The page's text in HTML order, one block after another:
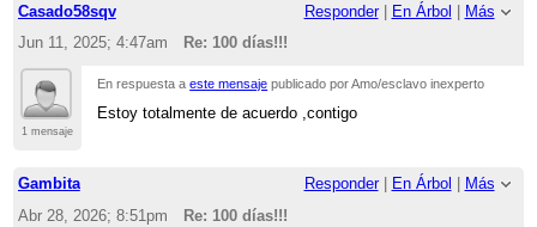
Casado58sqv Responder| En Árbol | Más
Jun 11, 2025; 4:47am
Re: 100 días!!!
1 mensaje
En respuesta aeste mensaje publicado por Amo/esclavo inexperto
Estoy totalmente de acuerdo ,contigo
Gambita Responder| En Árbol
Más
Abr 28, 2026; 8:51pm
Re: 100 días!!!